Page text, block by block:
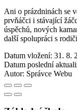
Ani o prázdninách se
prvňáčci i stávající
úspěchů, nových
další spolupráci s
Datum vložení: 31. 8.
Datum poslední
Autor: Správce Webu